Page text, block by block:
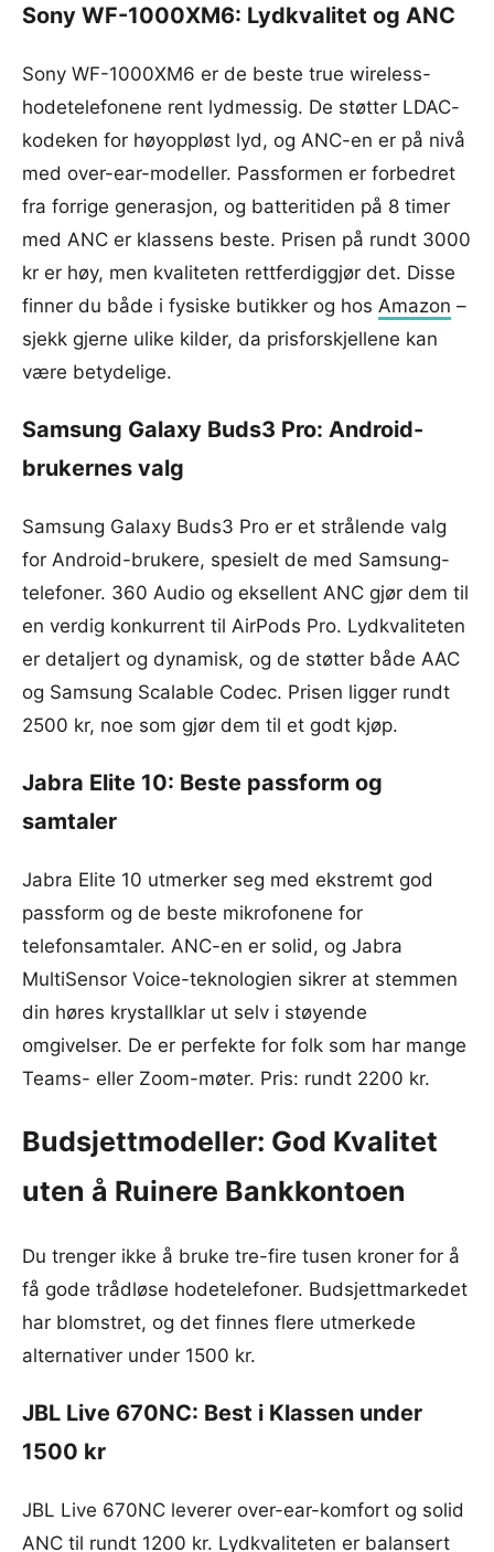
Sony WF-1000XM6: Lydkvalitet og ANC
Sony WF-1000XM6 er de beste true wireless-
hodetelefonene rent lydmessig. De støtter LDAC-
kodeken for høyoppløst lyd, og ANC-en er på nivå
med over-ear-modeller. Passformen er forbedret
fra forrige generasjon, og batteritiden på 8 timer
med ANC er klassens beste. Prisen på rundt 3000
kr er høy, men kvaliteten rettferdiggjør det. Disse
finner du både i fysiske butikker og hos Amazon –
sjekk gjerne ulike kilder, da prisforskjellene kan
være betydelige.
Samsung Galaxy Buds3 Pro: Android-
brukernes valg
Samsung Galaxy Buds3 Pro er et strålende valg
for Android-brukere, spesielt de med Samsung-
telefoner. 360 Audio og eksellent ANC gjør dem til
en verdig konkurrent til AirPods Pro. Lydkvaliteten
er detaljert og dynamisk, og de støtter både AAC
og Samsung Scalable Codec. Prisen ligger rundt
2500 kr, noe som gjør dem til et godt kjøp.
Jabra Elite 10: Beste passform og
samtaler
Jabra Elite 10 utmerker seg med ekstremt god
passform og de beste mikrofonene for
telefonsamtaler. ANC-en er solid, og Jabra
MultiSensor Voice-teknologien sikrer at stemmen
din høres krystallklar ut selv i støyende
omgivelser. De er perfekte for folk som har mange
Teams- eller Zoom-møter. Pris: rundt 2200 kr.
Budsjettmodeller: God Kvalitet
uten å Ruinere Bankkontoen
Du trenger ikke å bruke tre-fire tusen kroner for å
få gode trådløse hodetelefoner. Budsjettmarkedet
har blomstret, og det finnes flere utmerkede
alternativer under 1500 kr.
JBL Live 670NC: Best i Klassen under
1500 kr
JBL Live 670NC leverer over-ear-komfort og solid
ANC til rundt 1200 kr. Lydkvaliteten er balansert